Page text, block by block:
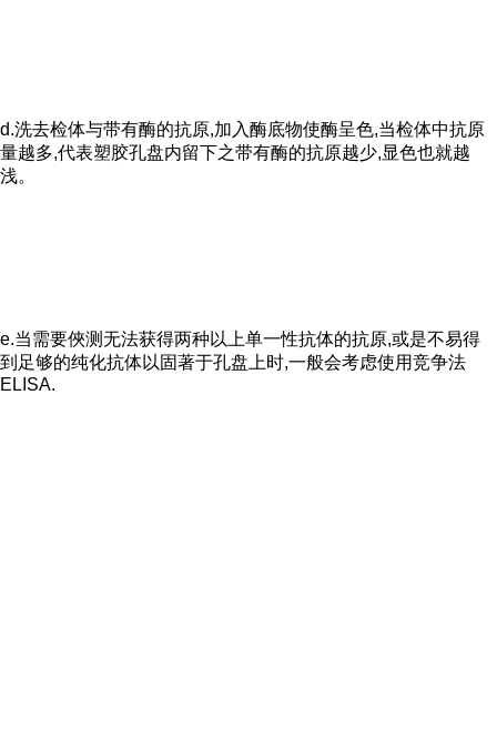
d.洗去检体与带有酶的抗原,加入酶底物使酶呈色,当检体中抗原
量越多,代表塑胶孔盘内留下之带有酶的抗原越少,显色也就越
浅。
e.当需要俠测无法获得两种以上单一性抗体的抗原,或是不易得
到足够的纯化抗体以固著于孔盘上时,一般会考虑使用竞争法
ELISA.